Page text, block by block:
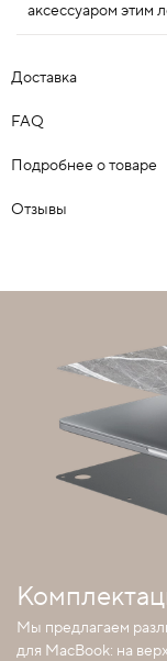
аксессуаром этим
Доставка
FAQ
Подробнее о товаре
Отзывы
Мы предлагаем
для MacBook: на